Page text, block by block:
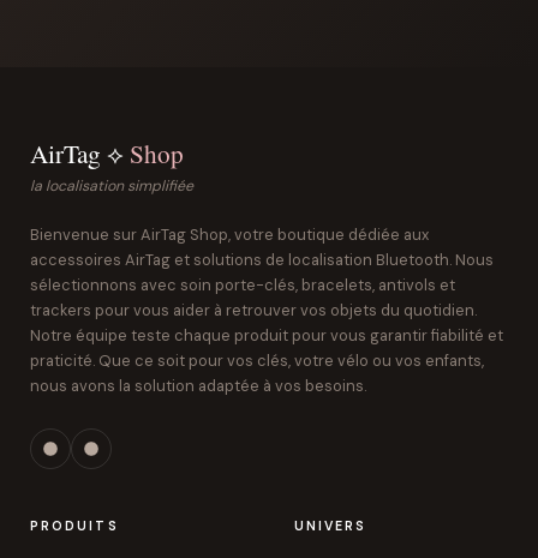
AirTag ⟡ Shop
la localisation simplifiée
Bienvenue sur AirTag Shop, votre boutique dédiée aux
accessoires AirTag et solutions de localisation Bluetooth. Nous
sélectionnons avec soin porte-clés, bracelets, antivols et
trackers pour vous aider à retrouver vos objets du quotidien.
Notre équipe teste chaque produit pour vous garantir fiabilité et
praticité. Que ce soit pour vos clés, votre vélo ou vos enfants,
nous avons la solution adaptée à vos besoins.
PRODUITS UNIVERS